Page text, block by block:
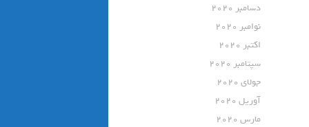
دسامبر 2020
نوامبر 2020
اکتبر 2020
سپتامبر 2020
جولای 2020
آوریل 2020
مارس 2020